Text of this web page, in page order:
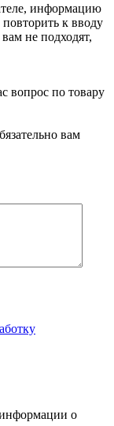
информацию
к вводу
не подходят,
вопрос по товару
вам
о